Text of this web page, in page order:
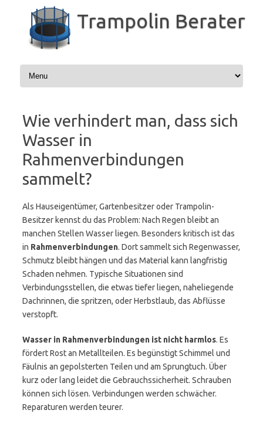
Inhalt
springen
Trampolin Berater
Wie verhindert man, dass sich
Wasser in
Rahmenverbindungen
sammelt?
Als Hauseigentümer, Gartenbesitzer oder Trampolin-
Besitzer kennst du das Problem: Nach Regen bleibt an
manchen Stellen Wasser liegen. Besonders kritisch ist das
in Rahmenverbindungen. Dort sammelt sich Regenwasser,
Schmutz bleibt hängen und das Material kann langfristig
Schaden nehmen. Typische Situationen sind
Verbindungsstellen, die etwas tiefer liegen, naheliegende
Dachrinnen, die spritzen, oder Herbstlaub, das Abflüsse
verstopft.
Wasser in Rahmenverbindungen ist nicht harmlos. Es
fördert Rost an Metallteilen. Es begünstigt Schimmel und
Fäulnis an gepolsterten Teilen und am Sprungtuch. Über
kurz oder lang leidet die Gebrauchssicherheit. Schrauben
können sich lösen. Verbindungen werden schwächer.
Reparaturen werden teurer.